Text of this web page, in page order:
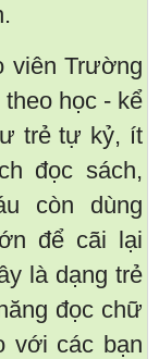
viên Trường
học - kể
trẻ tự kỷ, ít
đọc sách,
còn dùng
để cãi lại
là dạng trẻ
đọc chữ
với các bạn